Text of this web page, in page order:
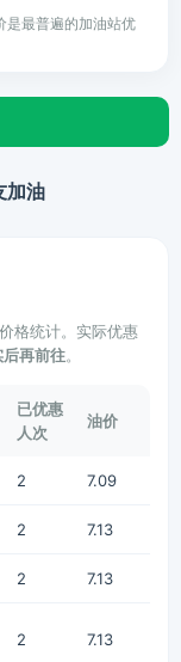
是最普遍的加油站优
加油
格统计。实际优惠
再前往。
已优惠
人次
油价
2 7.09
2 7.13
2 7.13
2 7.13